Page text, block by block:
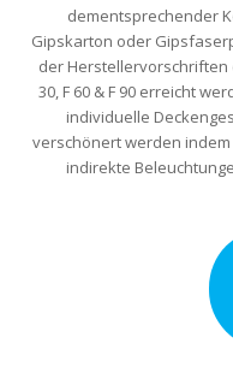
dementsprechender
Gipskarton oder
der Herstellervorschriften
30, F 60 & F 90 erreicht
individuelle
verschönert werden
indirekte